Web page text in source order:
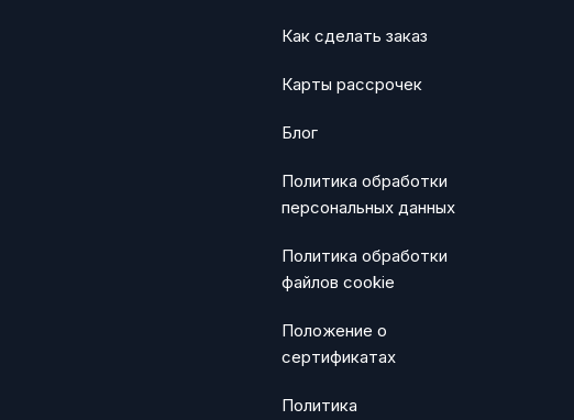
Как сделать заказ
Карты рассрочек
Блог
Политика обработки
персональных данных
Политика обработки
файлов cookie
Положение о
сертификатах
Политика